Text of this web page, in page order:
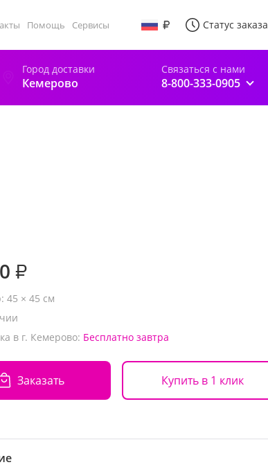
Помощь Сервисы Статус заказа
Город доставки
Кемерово
Связаться с нами
8-800-333-0905
₽
45 × 45 см
в г. Кемерово: Бесплатно завтра
Заказать Купить в 1 клик